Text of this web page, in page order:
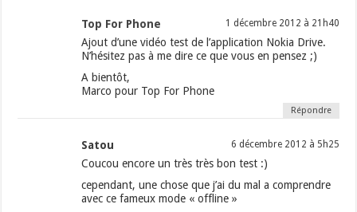
Top For Phone 1 décembre 2012 à 21h40
Ajout d’une vidéo test de l’application Nokia Drive.
N’hésitez pas à me dire ce que vous en pensez ;)
A bientôt,
Marco pour Top For Phone
Répondre
Satou 6 décembre 2012 à 5h25
Coucou encore un très très bon test :)
cependant, une chose que j’ai du mal a comprendre
avec ce fameux mode « offline »